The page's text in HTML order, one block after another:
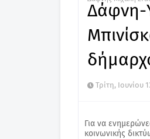
Δάφνη-
Τρίτη, Ιουνίου
Για να
κοινωνικής